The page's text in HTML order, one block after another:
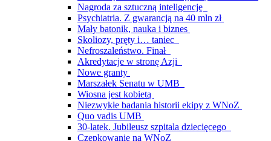
Nagroda za sztuczną inteligencję
Psychiatria. Z gwarancją na 40 mln zł
Mały batonik, nauka i biznes
Skoliozy, pręty i… taniec
Nefroszaleństwo. Finał
Akredytacje w stronę Azji
Nowe granty
Marszałek Senatu w UMB
Wiosna jest kobietą
Niezwykłe badania historii ekipy z WNoZ
Quo vadis UMB
30-latek. Jubileusz szpitala dziecięcego
Czepkowanie na WNoZ